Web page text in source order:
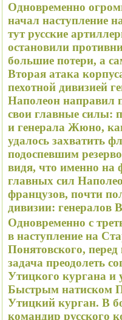
Одновременно
начал наступление
тут русские
остановили
большие потери, а
Вторая атака
пехотной дивизией
Наполеон направил
свои главные силы:
и генерала Жюно,
удалось захватить
подоспевшим
видя, что именно на
главных сил
французов, почти
дивизии: генералов
Одновременно с
в наступление на
Понятовского,
задача преодолеть
Утицкого кургана и
Быстрым натиском
Утицкий курган. В
командир русского